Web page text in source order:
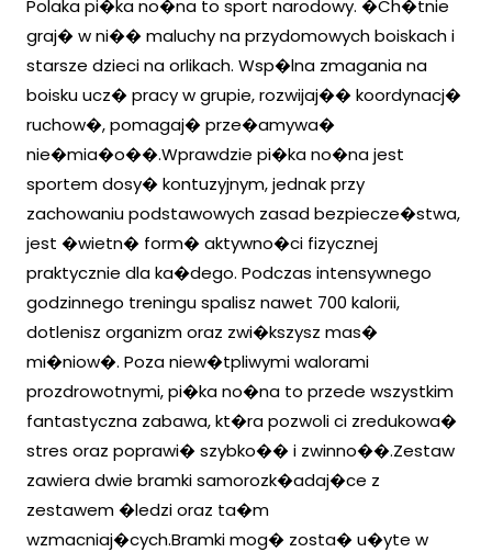
Polaka pi�ka no�na to sport narodowy. �Ch�tnie
graj� w ni�� maluchy na przydomowych boiskach i
starsze dzieci na orlikach. Wsp�lna zmagania na
boisku ucz� pracy w grupie, rozwijaj�� koordynacj�
ruchow�, pomagaj� prze�amywa�
nie�mia�o��.Wprawdzie pi�ka no�na jest
sportem dosy� kontuzyjnym, jednak przy
zachowaniu podstawowych zasad bezpiecze�stwa,
jest �wietn� form� aktywno�ci fizycznej
praktycznie dla ka�dego. Podczas intensywnego
godzinnego treningu spalisz nawet 700 kalorii,
dotlenisz organizm oraz zwi�kszysz mas�
mi�niow�. Poza niew�tpliwymi walorami
prozdrowotnymi, pi�ka no�na to przede wszystkim
fantastyczna zabawa, kt�ra pozwoli ci zredukowa�
stres oraz poprawi� szybko�� i zwinno��.Zestaw
zawiera dwie bramki samorozk�adaj�ce z
zestawem �ledzi oraz ta�m
wzmacniaj�cych.Bramki mog� zosta� u�yte w